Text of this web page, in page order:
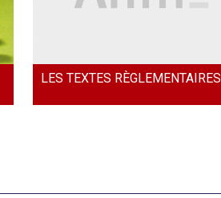
LES TEXTES RÈGLEMENTAIRES